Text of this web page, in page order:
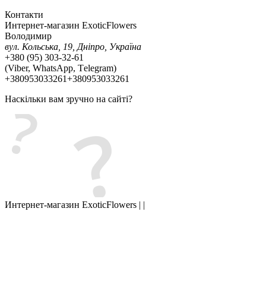
Контакти
Интернет-магазин ExoticFlowers
Володимир
вул. Кольська, 19, Дніпро, Україна
+380 (95) 303-32-61
(Viber, WhatsApp, Тelegram)
+380953033261+380953033261
Наскільки вам зручно на сайті?
Интернет-магазин ExoticFlowers | |